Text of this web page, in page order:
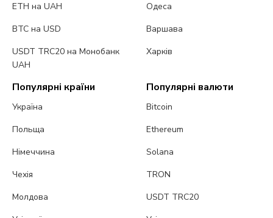
ETH на UAH
BTC на USD
USDT TRC20 на Монобанк
UAH
Одеса
Варшава
Харків
Популярні країни
Україна
Польща
Німеччина
Чехія
Молдова
Популярні валюти
Bitcoin
Ethereum
Solana
TRON
USDT TRC20